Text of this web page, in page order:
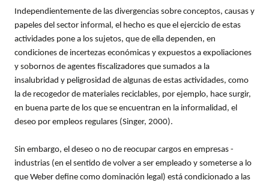
Independientemente de las divergencias sobre conceptos, causas y
papeles del sector informal, el hecho es que el ejercicio de estas
actividades pone a los sujetos, que de ella dependen, en
condiciones de incertezas económicas y expuestos a expoliaciones
y sobornos de agentes fiscalizadores que sumados a la
insalubridad y peligrosidad de algunas de estas actividades, como
la de recogedor de materiales reciclables, por ejemplo, hace surgir,
en buena parte de los que se encuentran en la informalidad, el
deseo por empleos regulares (Singer, 2000).
Sin embargo, el deseo o no de reocupar cargos en empresas -
industrias (en el sentido de volver a ser empleado y someterse a lo
que Weber define como dominación legal) está condicionado a las